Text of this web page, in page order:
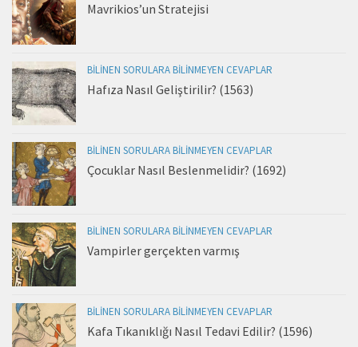
Mavrikios’un Stratejisi
BILINEN SORULARA BILINMEYEN CEVAPLAR
Hafıza Nasıl Geliştirilir? (1563)
BILINEN SORULARA BILINMEYEN CEVAPLAR
Çocuklar Nasıl Beslenmelidir? (1692)
BILINEN SORULARA BILINMEYEN CEVAPLAR
Vampirler gerçekten varmış
BILINEN SORULARA BILINMEYEN CEVAPLAR
Kafa Tıkanıklığı Nasıl Tedavi Edilir? (1596)